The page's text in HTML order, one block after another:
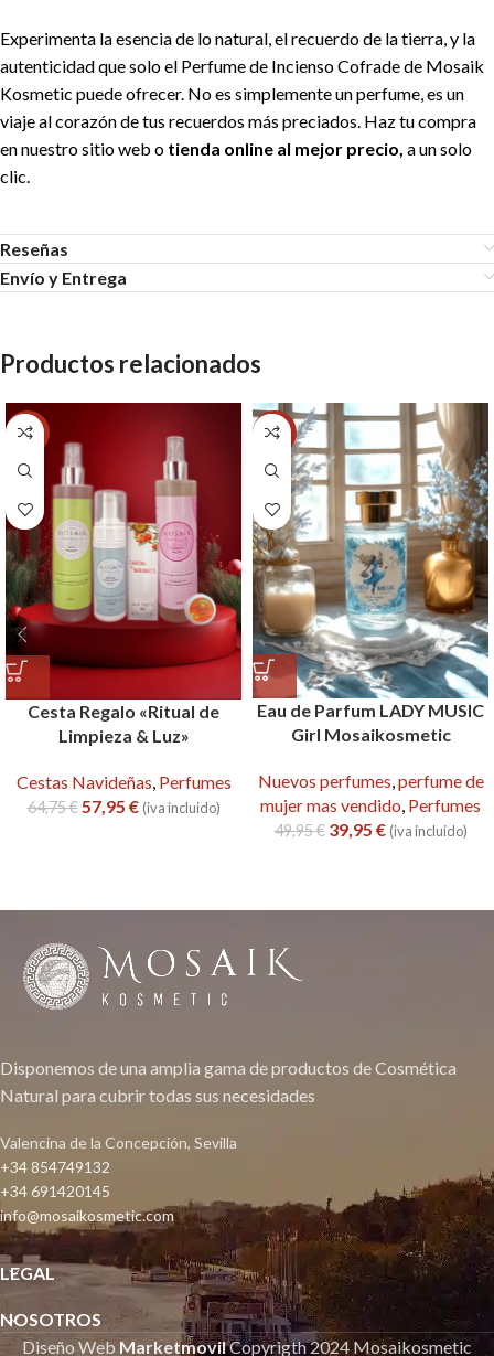
Experimenta la esencia de lo natural, el recuerdo de la tierra, y la
autenticidad que solo el Perfume de Incienso Cofrade de Mosaik
Kosmetic puede ofrecer. No es simplemente un perfume, es un
viaje al corazón de tus recuerdos más preciados. Haz tu compra
en nuestro sitio web o tienda online al mejor precio, a un solo
clic.
Reseñas
Envío y Entrega
Productos relacionados
-11%
Cesta Regalo «Ritual de
Limpieza & Luz»
Cestas Navideñas, Perfumes
64,75€ 57,95 € (iva incluido)
-20%
Eau de Parfum LADY MUSIC
Girl Mosaikosmetic
Nuevos perfumes perfume de
mujer mas vendido Perfumes
49,95€ 39,95 € (iva incluido)
Disponemos de una amplia gama de productos de Cosmética
Natural para cubrir todas sus necesidades
Valencina de la Concepción, Sevilla
+34 854749132
+34 691420145
info@mosaikosmetic.com
LEGAL
NOSOTROS
Diseño Web MarketmovilCopyrigth2024 Mosaikosmetic